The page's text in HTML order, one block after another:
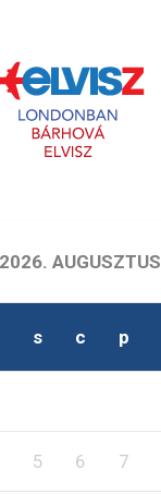
2026. AUGUSZTUS
s c p
5 6 7